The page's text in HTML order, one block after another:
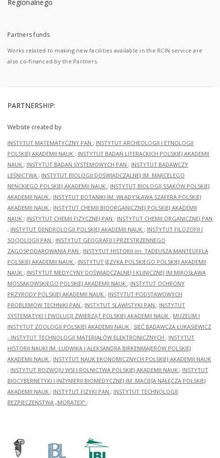
Partners funds
Works related to making new facilities available in the RCIN service are
also co-financed by the Partners.
PARTNERSHIP:
Website created by
INSTYTUT MATEMATYCZNY PAN ; INSTYTUT ARCHEOLOGII I ETNOLOGII
POLSKIEJ AKADEMII NAUK ; INSTYTUT BADAŃ LITERACKICH POLSKIEJ AKADEMII
NAUK ; INSTYTUT BADAŃ SYSTEMOWYCH PAN ; INSTYTUT BADAWCZY
LEŚNICTWA ; INSTYTUT BIOLOGII DOŚWIADCZALNEJ IM. MARCELEGO
NENCKIEGO POLSKIEJ AKADEMII NAUK ; INSTYTUT BIOLOGII SSAKÓW POLSKIEJ
AKADEMII NAUK ; INSTYTUT BOTANIKI IM. WŁADYSŁAWA SZAFERA POLSKIEJ
AKADEMII NAUK ; INSTYTUT CHEMII BIOORGANICZNEJ POLSKIEJ AKADEMII
NAUK ; INSTYTUT CHEMII FIZYCZNEJ PAN ; INSTYTUT CHEMII ORGANICZNEJ PAN
; INSTYTUT DENDROLOGII POLSKIEJ AKADEMII NAUK ; INSTYTUT FILOZOFII I
SOCJOLOGII PAN ; INSTYTUT GEOGRAFII I PRZESTRZENNEGO
ZAGOSPODAROWANIA PAN ; INSTYTUT HISTORII im. TADEUSZA MANTEUFFLA
POLSKIEJ AKADEMII NAUK ; INSTYTUT JĘZYKA POLSKIEGO POLSKIEJ AKADEMII
NAUK ; INSTYTUT MEDYCYNY DOŚWIADCZALNEJ I KLINICZNEJ IM.MIROSŁAWA
MOSSAKOWSKIEGO POLSKIEJ AKADEMII NAUK ; INSTYTUT OCHRONY
PRZYRODY POLSKIEJ AKADEMII NAUK ; INSTYTUT PODSTAWOWYCH
PROBLEMÓW TECHNIKI PAN ; INSTYTUT SLAWISTYKI PAN ; INSTYTUT
SYSTEMATYKI I EWOLUCJI ZWIERZĄT POLSKIEJ AKADEMII NAUK ; MUZEUM I
INSTYTUT ZOOLOGII POLSKIEJ AKADEMII NAUK ; SIEĆ BADAWCZA ŁUKASIEWICZ
- INSTYTUT TECHNOLOGII MATERIAŁÓW ELEKTRONICZNYCH ; INSTYTUT
HISTORII NAUKI IM. LUDWIKA I ALEKSANDRA BIRKENMAJERÓW POLSKIEJ
AKADEMII NAUK ; INSTYTUT NAUK EKONOMICZNYCH POLSKIEJ AKADEMII NAUK
; INSTYTUT ROZWOJU WSI I ROLNICTWA POLSKIEJ AKADEMII NAUK ; INSTYTUT
BIOCYBERNETYKI I INŻYNIERII BIOMEDYCZNEJ IM. MACIEJA NAŁĘCZA POLSKIEJ
AKADEMII NAUK ; INSTYTUT FIZYKI PAN ; INSTYTUT TECHNOLOGII
BEZPIECZEŃSTWA „MORATEX” ;